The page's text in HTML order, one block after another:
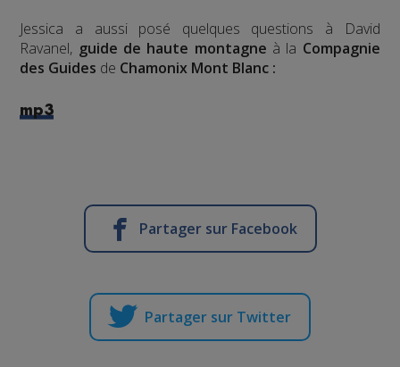
Jessica a aussi posé quelques questions à David
Ravanel, guide de haute montagne à la Compagnie
des Guides de Chamonix Mont Blanc :
mp3
Partager sur Facebook
Partager sur Twitter